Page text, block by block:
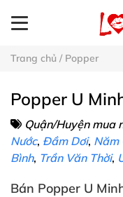
Trang chủ / Popper
Popper U
Quận/Huyện mua
Nước, Đầm Dơi, Năm
Bình, Trần Văn Thời,
Bán Popper U